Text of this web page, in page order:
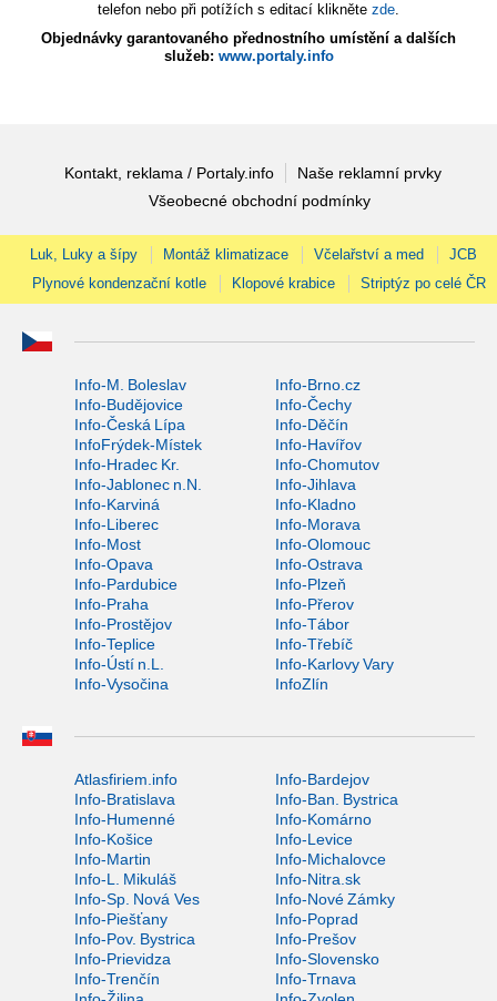
telefon nebo při potížích s editací klikněte zde.
Objednávky garantovaného přednostního umístění a dalších
služeb: www.portaly.info
Kontakt, reklama / Portaly.info
Naše reklamní prvky
Všeobecné obchodní podmínky
Luk, Luky a šípy Montáž klimatizace Včelařství a med
JCB
Plynové kondenzační kotle
Klopové krabice Striptýz po celé ČR
Info-M. Boleslav
Info-Brno.cz
Info-Budějovice
Info-Čechy
Info-Česká Lípa
Info-Děčín
InfoFrýdek-Místek
Info-Havířov
Info-Hradec Kr.
Info-Chomutov
Info-Jablonec n.N.
Info-Jihlava
Info-Karviná
Info-Kladno
Info-Liberec
Info-Morava
Info-Most
Info-Olomouc
Info-Opava
Info-Ostrava
Info-Pardubice
Info-Plzeň
Info-Praha
Info-Přerov
Info-Prostějov
Info-Tábor
Info-Teplice
Info-Třebíč
Info-Ústí n.L.
Info-Karlovy Vary
Info-Vysočina
InfoZlín
Atlasfiriem.info
Info-Bardejov
Info-Bratislava
Info-Ban. Bystrica
Info-Humenné
Info-Komárno
Info-Košice
Info-Levice
Info-Martin
Info-Michalovce
Info-L. Mikuláš
Info-Nitra.sk
Info-Sp. Nová Ves
Info-Nové Zámky
Info-Piešťany
Info-Poprad
Info-Pov. Bystrica
Info-Prešov
Info-Prievidza
Info-Slovensko
Info-Trenčín
Info-Trnava